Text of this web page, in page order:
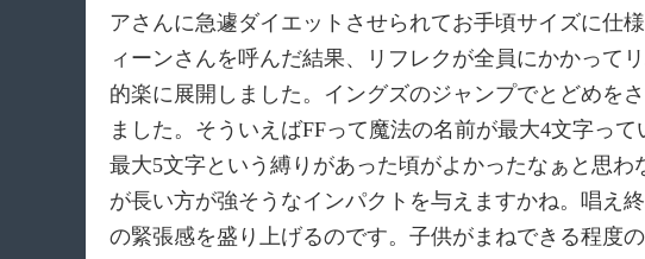
アさんに急遽ダイエットさせられてお手頃サイズに仕
ィーンさんを呼んだ結果、リフレクが全員にかかって
的楽に展開しました。イングズのジャンプでとどめを
ました。そういえばFFって魔法の名前が最大4文字っ
最大5文字という縛りがあった頃がよかったなぁと思
が長い方が強そうなインパクトを与えますかね。唱え
の緊張感を盛り上げるのです。子供がまねできる程度